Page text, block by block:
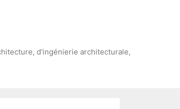
d'ingénierie architecturale,